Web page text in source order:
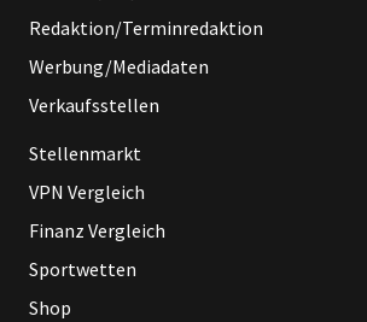
Redaktion/Terminredaktion
Werbung/Mediadaten
Verkaufsstellen
Stellenmarkt
VPN Vergleich
Finanz Vergleich
Sportwetten
Shop